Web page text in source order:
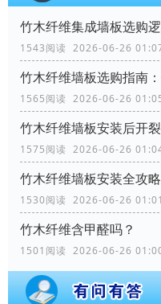
1543阅读 2026-06-26
竹木纤维墙板选购指南
1565阅读 2026-06-26
1575阅读 2026-06-26
竹木纤维墙板安装全攻
1530阅读 2026-06-26
竹木纤维含甲醛吗？
1501阅读 2026-06-26